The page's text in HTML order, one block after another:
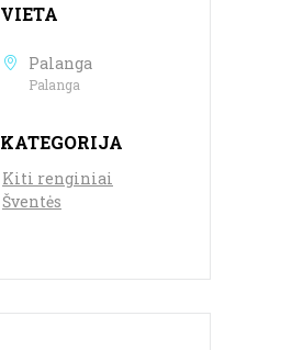
VIETA
Palanga
Palanga
KATEGORIJA
Kiti renginiai
Šventės